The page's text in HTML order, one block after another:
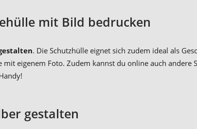
mit Bild bedrucken
. Die Schutzhülle eignet sich zudem ideal als
eigenem Foto. Zudem kannst du online auch andere
gestalten